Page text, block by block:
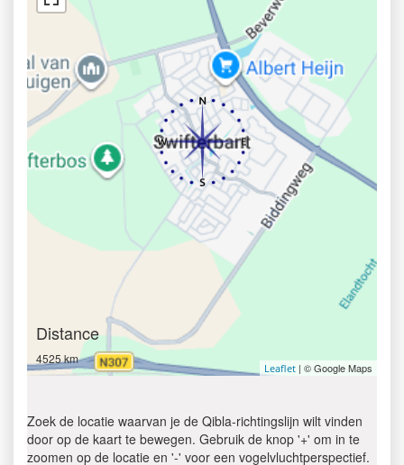
Distance
4525 km
Leaflet | © Google Maps
Zoek de locatie waarvan je de Qibla-richtingslijn wilt vinden
door op de kaart te bewegen. Gebruik de knop '+' om in te
zoomen op de locatie en '-' voor een vogelvluchtperspectief.